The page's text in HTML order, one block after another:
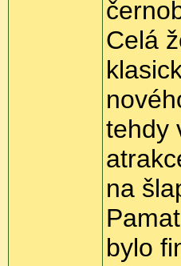
Celá
tehdy
na
bylo